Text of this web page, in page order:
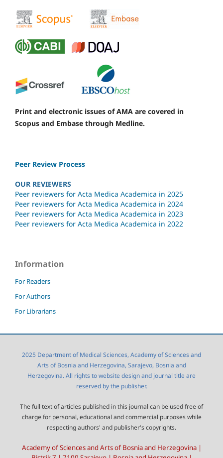
Print and electronic issues of AMA are covered in
Scopus and Embase through Medline.
Peer Review Process
OUR REVIEWERS
Peer reviewers for Acta Medica Academica in 2025
Peer reviewers for Acta Medica Academica in 2024
Peer reviewers for Acta Medica Academica in 2023
Peer reviewers for Acta Medica Academica in 2022
Information
For Readers
For Authors
For Librarians
2025 Department of Medical Sciences, Academy of Sciences and
Arts of Bosnia and Herzegovina, Sarajevo, Bosnia and
Herzegovina. All rights to website design and journal title are
reserved by the publisher.
The full text of articles published in this journal can be used free of
charge for personal, educational and commercial purposes while
respecting authors' and publisher's copyrights.
Academy of Sciences and Arts of Bosnia and Herzegovina |